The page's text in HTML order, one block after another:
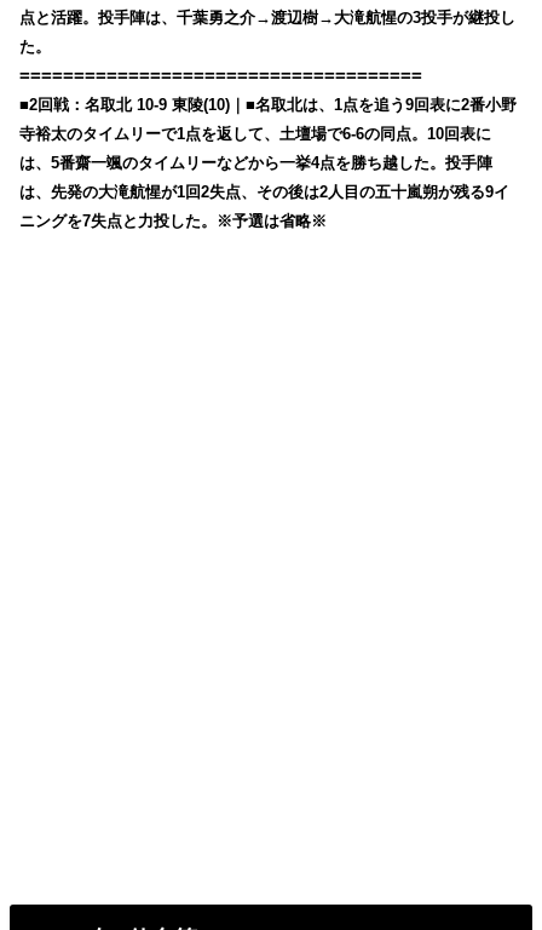
点と活躍。投手陣は、千葉勇之介→渡辺樹→大滝航惺の3投手が継投し
た。
=====================================
■2回戦：名取北 10-9 東陵(10)｜■名取北は、1点を追う9回表に2番小野
寺裕太のタイムリーで1点を返して、土壇場で6-6の同点。10回表に
は、5番齋一颯のタイムリーなどから一挙4点を勝ち越した。投手陣
は、先発の大滝航惺が1回2失点、その後は2人目の五十嵐朔が残る9イ
ニングを7失点と力投した。※予選は省略※